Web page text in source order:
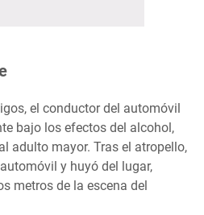
el conductor del automóvil
bajo los efectos del alcohol,
adulto mayor. Tras el atropello,
y huyó del lugar,
metros de la escena del